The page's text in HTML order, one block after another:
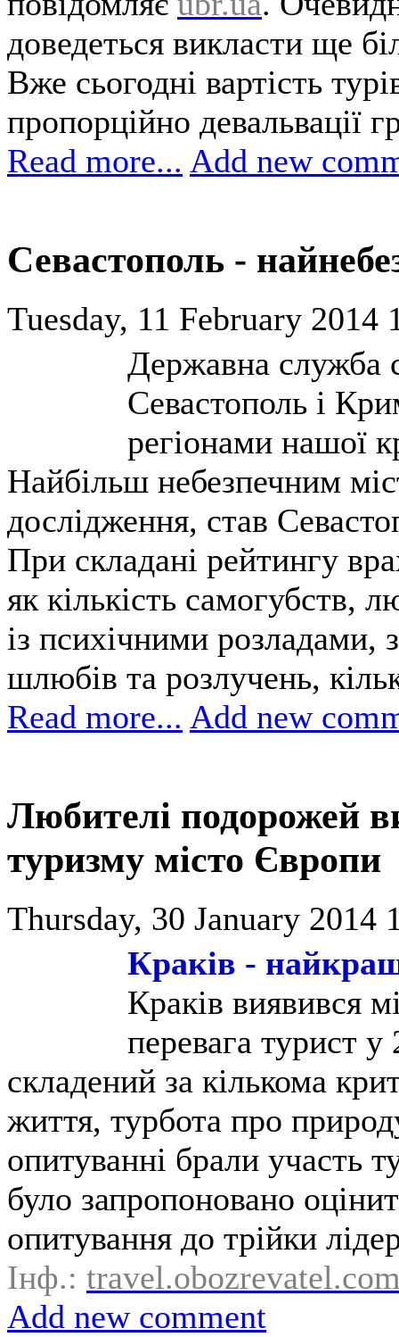
доведеться викласти ще
Вже сьогодні вартість
пропорційно девальвації
Read more... Add new
Севастополь -
Tuesday, 11 February 2014
Державна служба
Севастополь і
регіонами нашої
Найбільш небезпечним
дослідження, став
При складані рейтингу
як кількість самогубств,
із психічними розладами,
шлюбів та розлучень,
Read more... Add new
Любителі подорожей
туризму місто Європи
Thursday, 30 January 2014
Краків -
Краків виявився
перевага турист
складений за кількома
життя, турбота про
опитуванні брали участь
було запропоновано
опитування до трійки
Інф.:
Add new comment